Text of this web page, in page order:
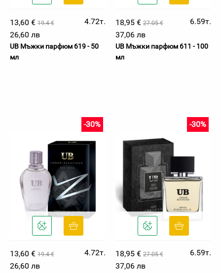
13,60 € 19.4 €
4.72т.
26,60 лв
UB Мъжки парфюм 619 - 50
мл
18,95 € 27.05 €
6.59т.
37,06 лв
UB Мъжки парфюм 611 - 100
мл
13,60 € 19.4 €
-30%
4.72т.
26,60 лв
18,95 € 27.05 €
-30%
6.59т.
37,06 лв